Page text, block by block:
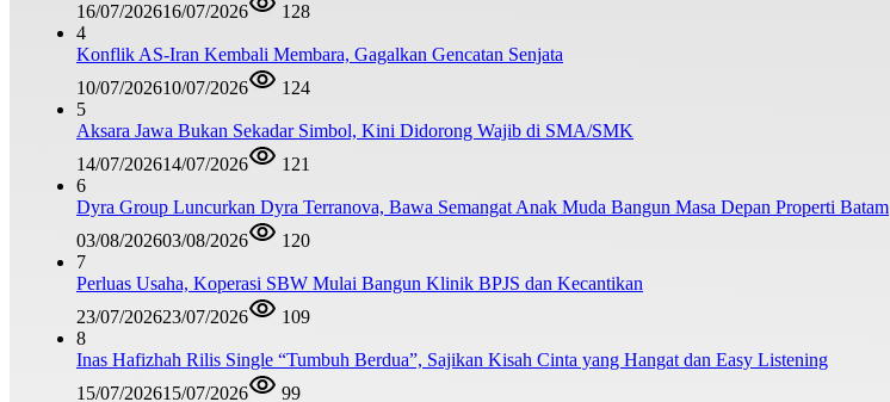
16/07/202616/07/2026
128
4
Konflik AS-Iran Kembali Membara, Gagalkan Gencatan Senjata
10/07/202610/07/2026
124
5
Aksara Jawa Bukan Sekadar Simbol, Kini Didorong Wajib di SMA/SMK
14/07/202614/07/2026
121
6
Dyra Group Luncurkan Dyra Terranova, Bawa Semangat Anak Muda Bangun Masa Depan Properti Batam
03/08/202603/08/2026
120
7
Perluas Usaha, Koperasi SBW Mulai Bangun Klinik BPJS dan Kecantikan
23/07/202623/07/2026
109
8
Inas Hafizhah Rilis Single “Tumbuh Berdua”, Sajikan Kisah Cinta yang Hangat dan Easy Listening
15/07/202615/07/2026 99